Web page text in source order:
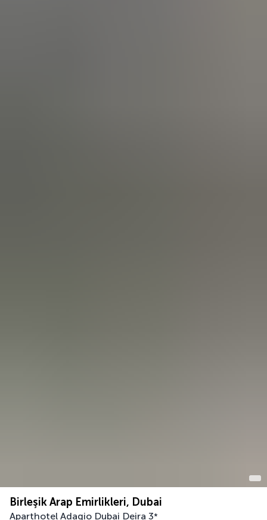
Birleşik Arap Emirlikleri, Dubai
Aparthotel Adagio Dubai Deira 3*